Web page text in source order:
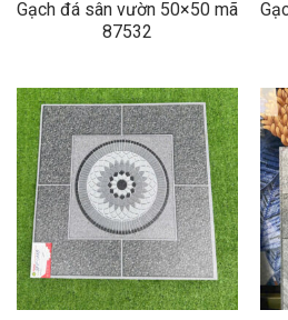
Gạch đá sân vườn 50×50 mã
87532